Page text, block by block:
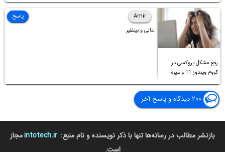
رفع مشکل پروکسی در
کروم ویندوز 11 و غیره
Amir
عالی و بینظیر
پاسخ
۲۰۰ دیدگاه و پاسخ آخر
بازنشر مطالب در رسانه‌ها تنها با ذکر نویسنده و نام منبع: intotech.irمجاز
است.